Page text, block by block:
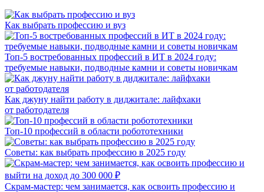
Как выбрать профессию и вуз
Топ-5 востребованных профессий в ИТ в 2024 году:
требуемые навыки, подводные камни и советы новичкам
Как джуну найти работу в диджитале: лайфхаки
от работодателя
Топ-10 профессий в области робототехники
Советы: как выбрать профессию в 2025 году
Скрам-мастер: чем занимается, как освоить профессию и